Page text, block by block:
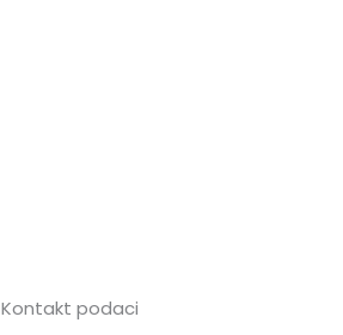
Kontakt podaci